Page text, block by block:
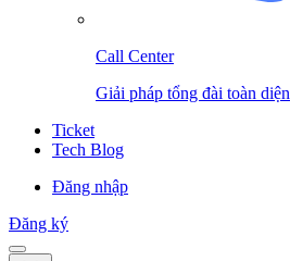
Call Center
Giải pháp tổng đài toàn diện
Ticket
Tech Blog
Đăng nhập
Đăng ký